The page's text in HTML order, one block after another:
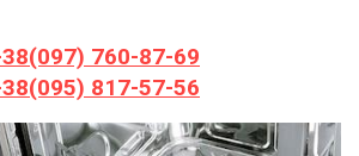
760-87-69
817-57-56